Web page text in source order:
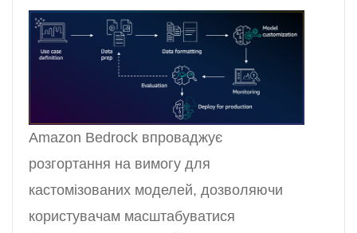
Amazon Bedrock впроваджує
розгортання на вимогу для
кастомізованих моделей, дозволяючи
користувачам масштабуватися